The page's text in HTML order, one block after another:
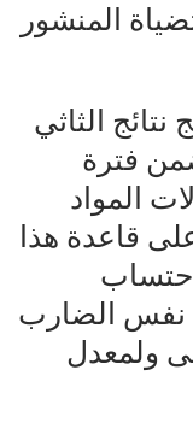
المنشور
الثاثي
ضمن فترة
المواد
قاعدة هذا
نفس الضارب
ولمعدل